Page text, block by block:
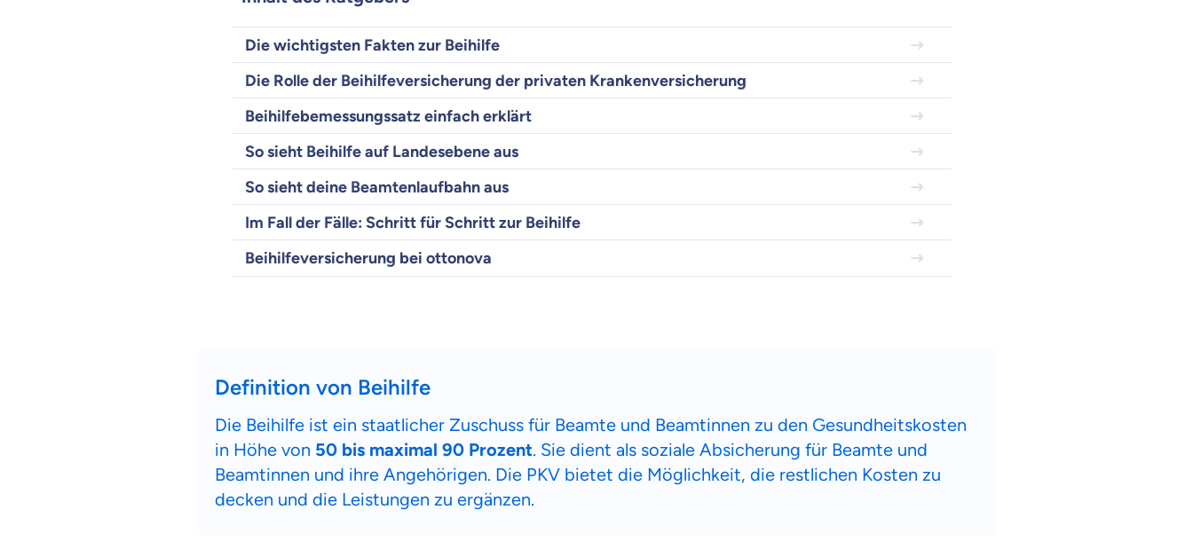
Die wichtigsten Fakten zur Beihilfe
Die Rolle der Beihilfeversicherung der privaten Krankenversicherung
Beihilfebemessungssatz einfach erklärt
So sieht Beihilfe auf Landesebene aus
So sieht deine Beamtenlaufbahn aus
Im Fall der Fälle: Schritt für Schritt zur Beihilfe
Beihilfeversicherung bei ottonova
Definition von Beihilfe
Die Beihilfe ist ein staatlicher Zuschuss für Beamte und Beamtinnen zu den Gesundheitskosten
in Höhe von 50 bis maximal 90 Prozent. Sie dient als soziale Absicherung für Beamte und
Beamtinnen und ihre Angehörigen. Die PKV bietet die Möglichkeit, die restlichen Kosten zu
decken und die Leistungen zu ergänzen.